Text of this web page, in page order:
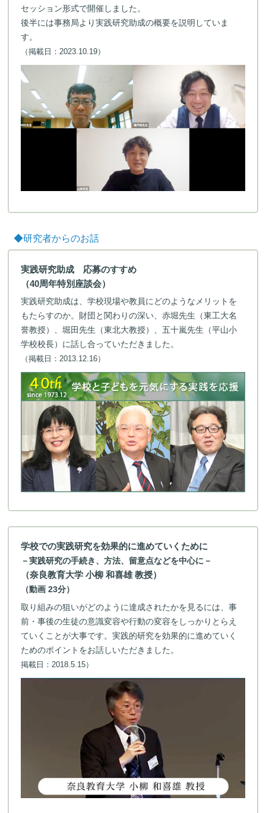
セッション形式で開催しました。
後半には事務局より実践研究助成の概要を説明していま
す。
（掲載日：2023.10.19）
◆研究者からのお話
実践研究助成 応募のすすめ
（40周年特別座談会）
実践研究助成は、学校現場や教員にどのようなメリットを
もたらすのか。財団と関わりの深い、赤堀先生（東工大名
誉教授）、堀田先生（東北大教授）、五十嵐先生（平山小
学校校長）に話し合っていただきました。
（掲載日：2013.12.16）
学校での実践研究を効果的に進めていくために
－実践研究の手続き、方法、留意点などを中心に－
（奈良教育大学 小柳 和喜雄 教授）
（動画 23分）
取り組みの狙いがどのように達成されたかを見るには、事
前・事後の生徒の意識変容や行動の変容をしっかりとらえ
ていくことが大事です。実践的研究を効果的に進めていく
ためのポイントをお話しいただきました。
掲載日：2018.5.15）